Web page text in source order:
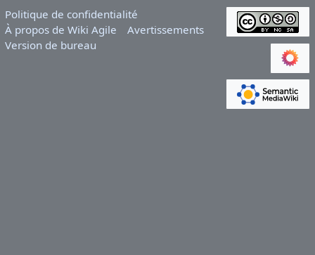
Politique de confidentialité
À propos de Wiki Agile
Avertissements
Version de bureau